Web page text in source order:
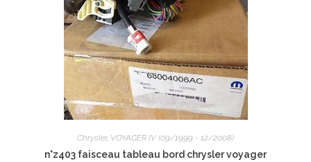
Chrysler, VOYAGER IV (09/1999 - 12/2008)
n°z403 faisceau tableau bord chrysler voyager